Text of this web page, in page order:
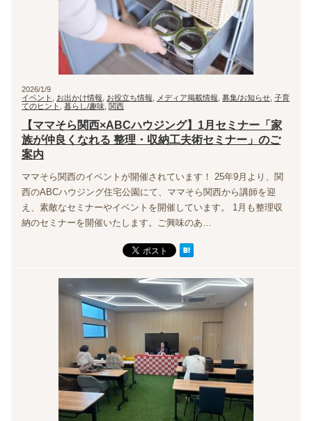
2026/1/9
イベント
お出かけ情報 お役立ち情報 メディア掲載情報 募集/お知らせ 子育
てのヒント
暮らし/趣味 関西
【ママそら関西×ABCハウジング】1月セミナー「家
族が仲良くなれる 整理・収納工夫術セミナー」のご
案内
ママそら関西のイベントが開催されています！ 25年9月より、関
西のABCハウジング住宅公園にて、ママそら関西から講師を迎
え、素敵なセミナーやイベントを開催しています。 1月も整理収
納のセミナーを開催いたします。ご興味のあ…